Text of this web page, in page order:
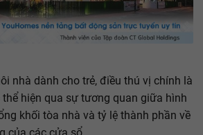
nhà dành cho trẻ, điều thú vị chính là
hiện qua sự tương quan giữa hình
khối tòa nhà và tỷ lệ thành phần về